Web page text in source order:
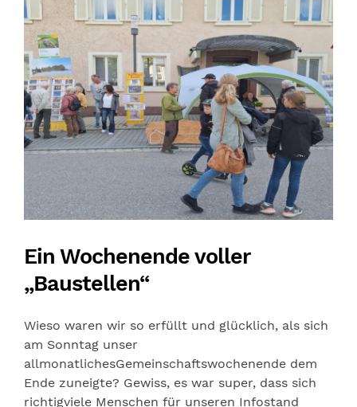
Ein Wochenende voller
„Baustellen“
Wieso waren wir so erfüllt und glücklich, als sich
am Sonntag unser
allmonatlichesGemeinschaftswochenende dem
Ende zuneigte? Gewiss, es war super, dass sich
richtigviele Menschen für unseren Infostand